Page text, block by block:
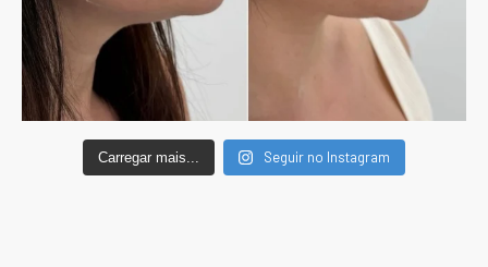
Carregar mais... Seguir no Instagram